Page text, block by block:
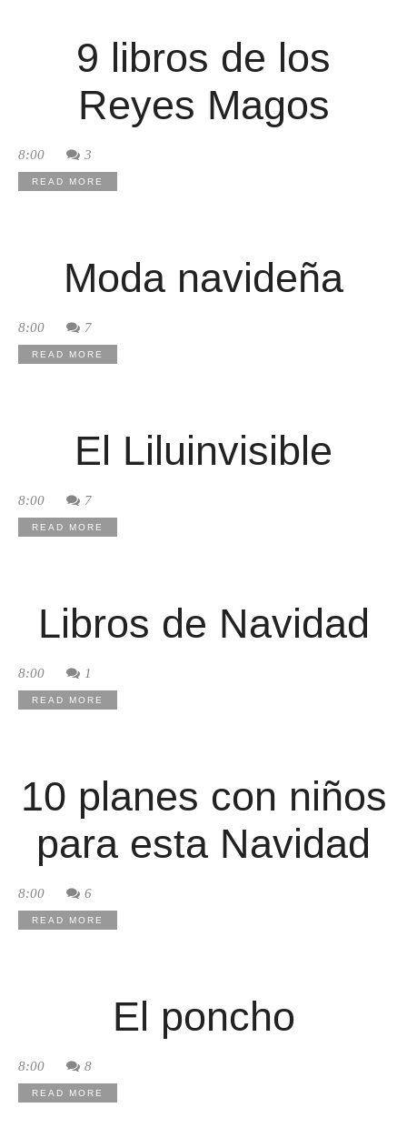
9 libros de los
Reyes Magos
8:00 3
READ MORE
Moda navideña
8:00 7
READ MORE
El Liluinvisible
8:00 7
READ MORE
Libros de Navidad
8:00 1
READ MORE
10 planes con niños
para esta Navidad
8:00 6
READ MORE
El poncho
8:00 8
READ MORE